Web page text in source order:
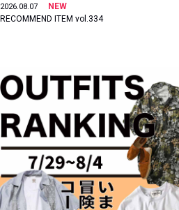
2026.08.07
NEW
RECOMMEND ITEM vol.334